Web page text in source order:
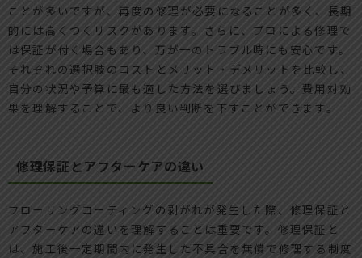
ことが多いですが、再度の修理が必要になることが多く、長期
的には高くつくリスクがあります。さらに、プロによる修理で
は保証が付く場合もあり、万が一のトラブル時にも安心です。
それぞれの選択肢のコストとメリット・デメリットを比較し、
自分の状況や予算に最も適した方法を選びましょう。費用対効
果を理解することで、より良い判断を下すことができます。
修理保証とアフターケアの違い
フローリングコーティングの剥がれが発生した際、修理保証と
アフターケアの違いを理解することは重要です。修理保証と
は、施工後一定期間内に発生した不具合を無償で修理する制度